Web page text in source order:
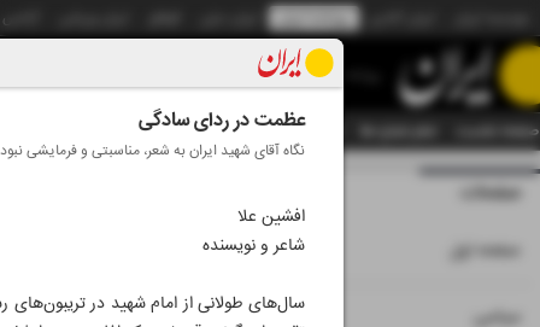
صفحه نخست تمام ویژه نامه ها آرشیو سازمان آگهی‌هاعظمت در ردای سادگی
نگاه‌ آقای شهید ایران به شعر، مناسبتی و فرمایشی نبود
افشین علا
شاعر و نویسنده
سال‌های طولانی از امام شهید در
صفحات
صفحه اول ۱
سیاسی ۲ ۳